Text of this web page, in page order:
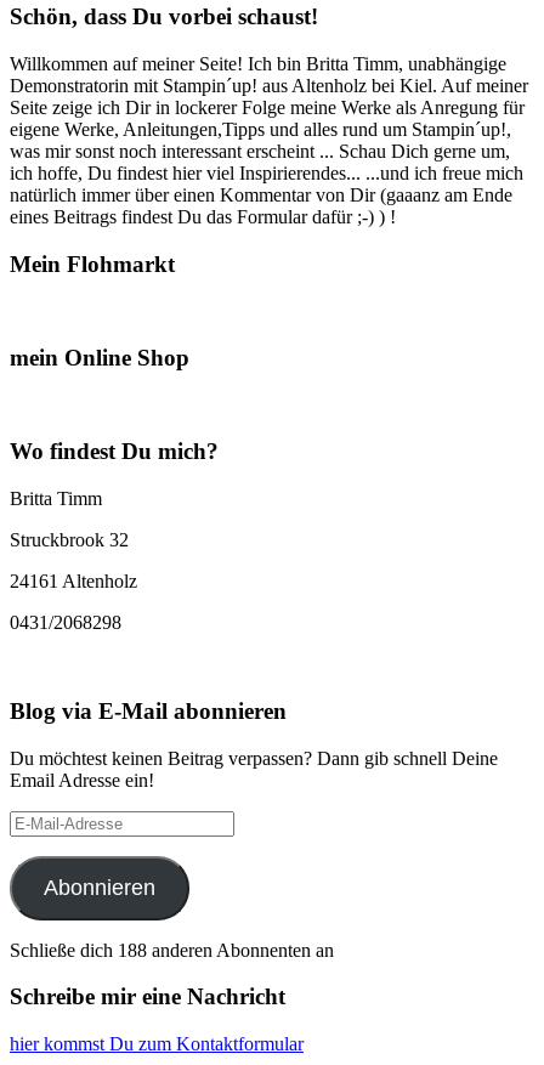
Schön, dass Du vorbei schaust!
Willkommen auf meiner Seite! Ich bin Britta Timm, unabhängige
Demonstratorin mit Stampin´up! aus Altenholz bei Kiel. Auf meiner
Seite zeige ich Dir in lockerer Folge meine Werke als Anregung für
eigene Werke, Anleitungen,Tipps und alles rund um Stampin´up!,
was mir sonst noch interessant erscheint ... Schau Dich gerne um,
ich hoffe, Du findest hier viel Inspirierendes... ...und ich freue mich
natürlich immer über einen Kommentar von Dir (gaaanz am Ende
eines Beitrags findest Du das Formular dafür ;-) ) !
Mein Flohmarkt
mein Online Shop
Wo findest Du mich?
Britta Timm
Struckbrook 32
24161 Altenholz
0431/2068298
Blog via E-Mail abonnieren
Du möchtest keinen Beitrag verpassen? Dann gib schnell Deine
Email Adresse ein!
E-
Mail-
Adresse
Abonnieren
Schließe dich 188 anderen Abonnenten an
Schreibe mir eine Nachricht
hier kommst Du zum Kontaktformular